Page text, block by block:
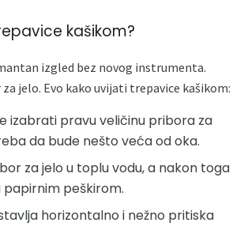
kašikom?
izgled bez novog instrumenta.
jelo. Evo kako uvijati trepavice kašikom:
izabrati pravu veličinu pribora za
da bude nešto veća od oka.
za jelo u toplu vodu, a nakon toga
papirnim peškirom.
horizontalno i nežno pritiska